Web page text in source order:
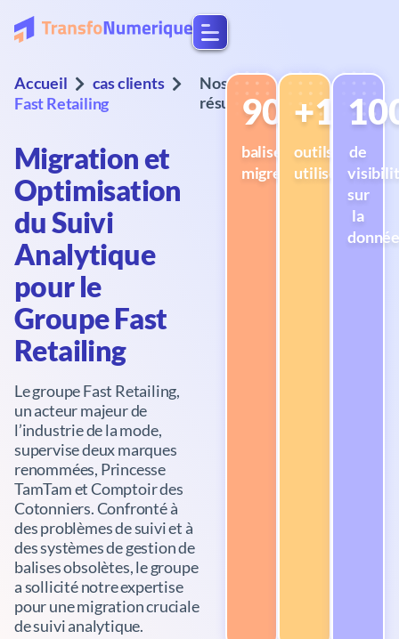
Accueil
cas clients
Fast Retailing
Migration et
Optimisation
du Suivi
Analytique
pour le
Groupe Fast
Retailing
Le groupe Fast Retailing,
un acteur majeur de
l’industrie de la mode,
supervise deux marques
renommées, Princesse
TamTam et Comptoir des
Cotonniers. Confronté à
des problèmes de suivi et à
des systèmes de gestion de
balises obsolètes, le groupe
a sollicité notre expertise
pour une migration cruciale
de suivi analytique.
Nos
résultats90
balises
migrées
+10
outils
utilisés
de
sur
la